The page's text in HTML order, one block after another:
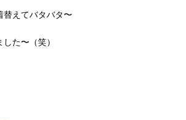
えてバタバタ〜
た〜（笑）